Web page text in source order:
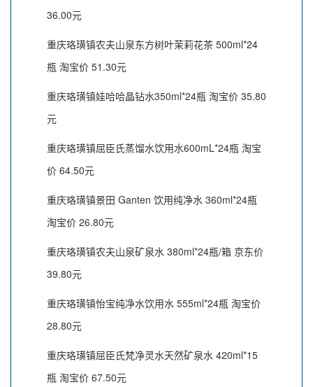
36.00元
重庆珞璜镇农夫山泉东方树叶茉莉花茶 500ml*24
瓶 淘宝价 51.30元
重庆珞璜镇娃哈哈晶钻水350ml*24瓶 淘宝价 35.80
元
重庆珞璜镇屈臣氏蒸馏水饮用水600mL*24瓶 淘宝
价 64.50元
重庆珞璜镇景田 Ganten 饮用纯净水 360ml*24瓶
淘宝价 26.80元
重庆珞璜镇农夫山泉矿泉水 380ml*24瓶/箱 京东价
39.80元
重庆珞璜镇怡宝纯净水饮用水 555ml*24瓶 淘宝价
28.80元
重庆珞璜镇屈臣氏梵净灵水天然矿泉水 420ml*15
瓶 淘宝价 67.50元